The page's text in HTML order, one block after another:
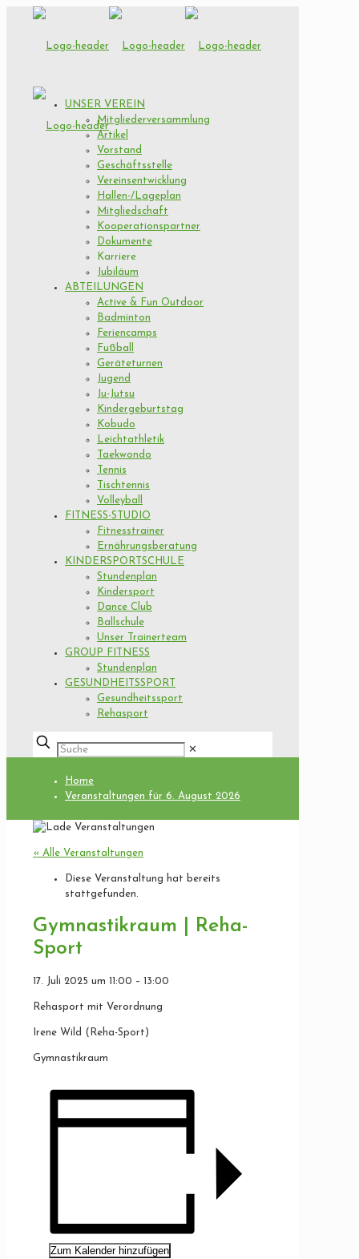
UNSER VEREIN
Mitgliederversammlung
Artikel
Vorstand
Geschäftsstelle
Vereinsentwicklung
Hallen-/Lageplan
Mitgliedschaft
Kooperationspartner
Dokumente
Karriere
Jubiläum
ABTEILUNGEN
Active & Fun Outdoor
Badminton
Feriencamps
Fußball
Geräteturnen
Jugend
Ju-Jutsu
Kindergeburtstag
Kobudo
Leichtathletik
Taekwondo
Tennis
Tischtennis
Volleyball
FITNESS-STUDIO
Fitnesstrainer
Ernährungsberatung
KINDERSPORTSCHULE
Stundenplan
Kindersport
Dance Club
Ballschule
Unser Trainerteam
GROUP FITNESS
Stundenplan
GESUNDHEITSSPORT
Gesundheitssport
Rehasport
✕
Home
Veranstaltungen für 6. August 2026
« Alle Veranstaltungen
Diese Veranstaltung hat bereits
stattgefunden.
Gymnastikraum | Reha-
Sport
17. Juli 2025 um 11:00 – 13:00
Rehasport mit Verordnung
Irene Wild (Reha-Sport)
Gymnastikraum
Zum Kalender hinzufügen